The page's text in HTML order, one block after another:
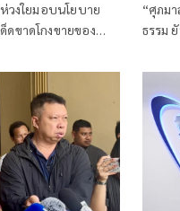
วงใยมอบนโยบาย
ดขาดโกงขายของ
“ศุภม
ธรรม